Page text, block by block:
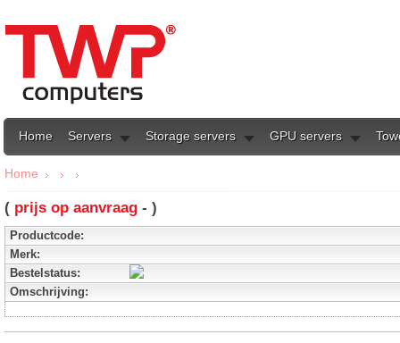
Home Servers Storage servers GPU servers
Home
( prijs op aanvraag - )
Productcode:
Merk:
Bestelstatus:
Omschrijving: